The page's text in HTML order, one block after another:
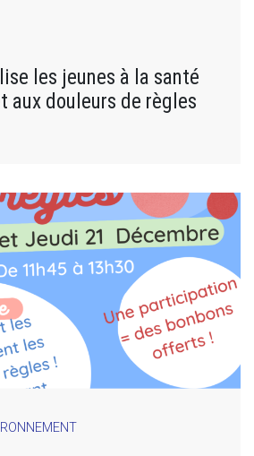
les jeunes à la santé
aux douleurs de règles